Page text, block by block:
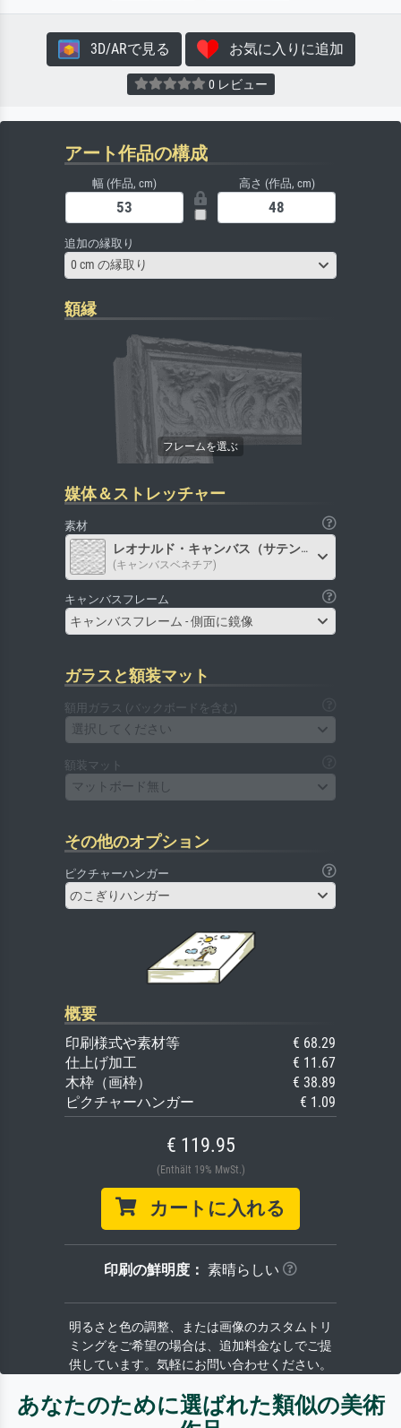
3D/ARで見る お気に入りに追加
0 レビュー
アート作品の構成
幅 (作品, cm) 高さ (作品, cm)
追加の縁取り
0 cm の縁取り
額縁
媒体＆ストレッチャー
素材
レオナルド・キャンバス（サテン）
(キャンバスベネチア)
キャンバスフレーム
キャンバスフレーム - 側面に鏡像
ガラスと額装マット
額用ガラス (バックボードを含む)
選択してください
額装マット
マットボード無し
その他のオプション
ピクチャーハンガー
のこぎりハンガー
概要
印刷様式や素材等
€ 68.29
仕上げ加工
€ 11.67
木枠（画枠）
€ 38.89
ピクチャーハンガー
€ 1.09
€ 119.95
(Enthält 19% MwSt.)
カートに入れる
印刷の鮮明度： 素晴らしい
明るさと色の調整、または画像のカスタムトリ
ミングをご希望の場合は、追加料金なしでご提
供しています。気軽にお問い合わせください。
あなたのために選ばれた類似の美術